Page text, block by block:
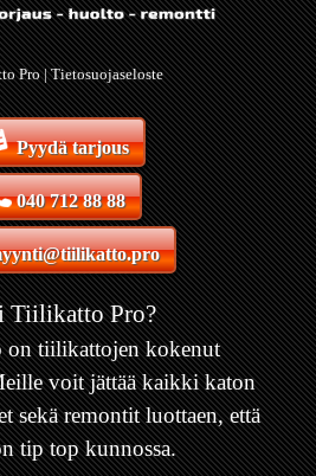
Pro |Tietosuojaseloste
Pyydä tarjous
040 712 88 88
Tiilikatto Pro?
on tiilikattojen kokenut
voit jättää kaikki katon
sekä remontit luottaen, että
tip top kunnossa.